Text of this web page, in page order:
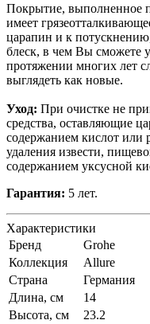
Покрытие, выполненное
имеет
царапин и к
блеск, в чем Вы сможете
протяжении многих лет
выглядеть как новые.
Уход: При очистке не
средства, оставляющие
содержанием кислот или
удаления извести,
содержанием уксусной
Гарантия: 5 лет.
Характеристики
Бренд
Grohe
Коллекция
Allure
Страна
Германия
Длина, см
14
Высота, см
23.2